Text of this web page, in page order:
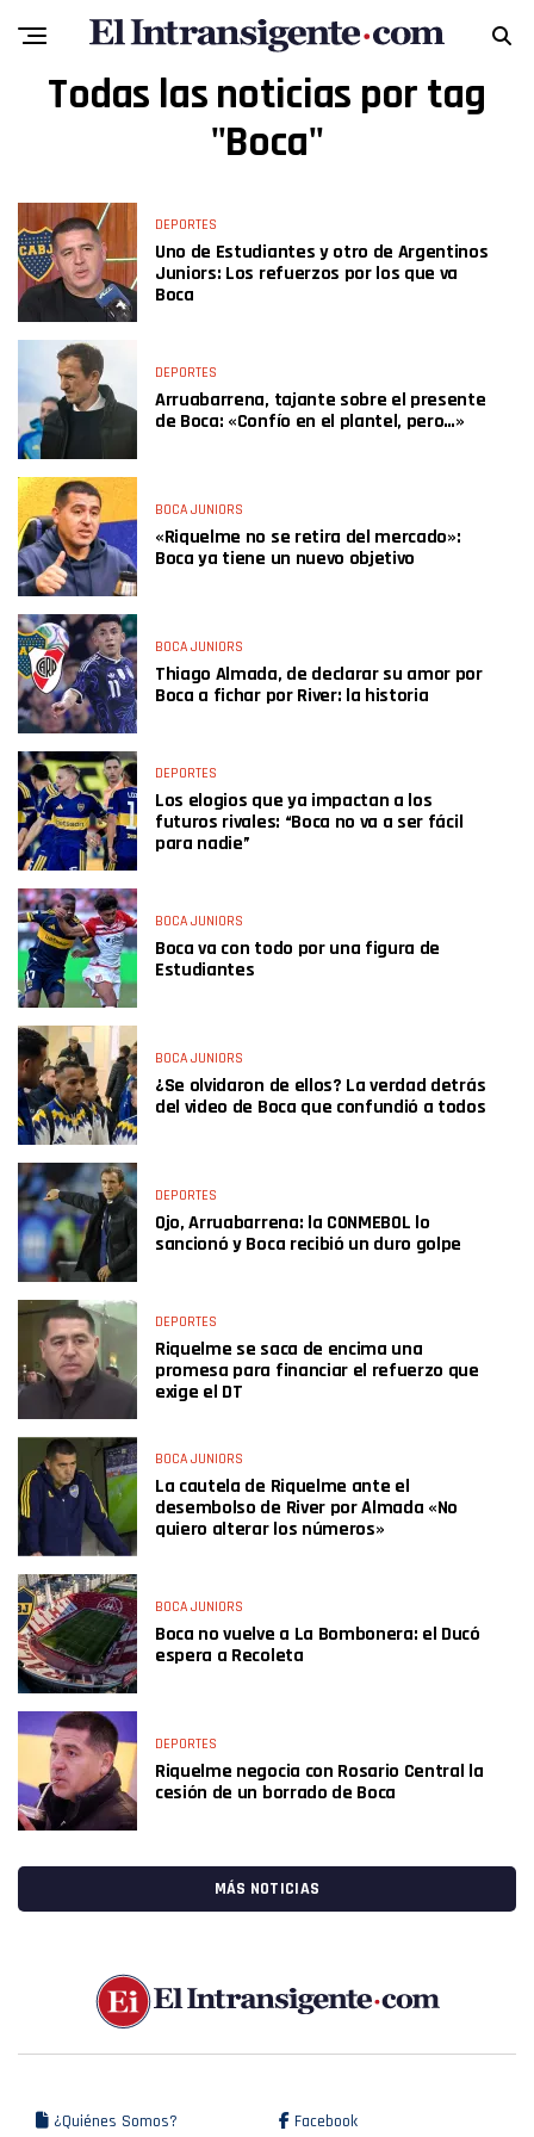
Todas las noticias por tag
"Boca"
DEPORTES
Uno de Estudiantes y otro de Argentinos
Juniors: Los refuerzos por los que va
Boca
DEPORTES
Arruabarrena, tajante sobre el presente
de Boca: «Confío en el plantel, pero…»
BOCA JUNIORS
«Riquelme no se retira del mercado»:
Boca ya tiene un nuevo objetivo
BOCA JUNIORS
Thiago Almada, de declarar su amor por
Boca a fichar por River: la historia
DEPORTES
Los elogios que ya impactan a los
futuros rivales: “Boca no va a ser fácil
para nadie”
BOCA JUNIORS
Boca va con todo por una figura de
Estudiantes
BOCA JUNIORS
¿Se olvidaron de ellos? La verdad detrás
del video de Boca que confundió a todos
DEPORTES
Ojo, Arruabarrena: la CONMEBOL lo
sancionó y Boca recibió un duro golpe
DEPORTES
Riquelme se saca de encima una
promesa para financiar el refuerzo que
exige el DT
BOCA JUNIORS
La cautela de Riquelme ante el
desembolso de River por Almada «No
quiero alterar los números»
BOCA JUNIORS
Boca no vuelve a La Bombonera: el Ducó
espera a Recoleta
DEPORTES
Riquelme negocia con Rosario Central la
cesión de un borrado de Boca
MÁS NOTICIAS
¿Quiénes Somos? Facebook